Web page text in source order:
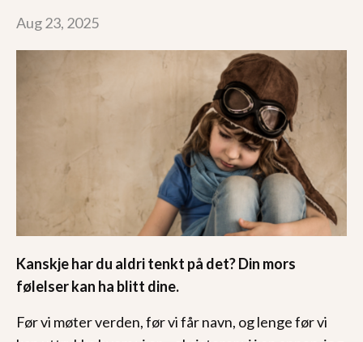
Aug 23, 2025
Kanskje har du aldri tenkt på det? Din mors
følelser kan ha blitt dine.
Før vi møter verden, før vi får navn, og lenge før vi